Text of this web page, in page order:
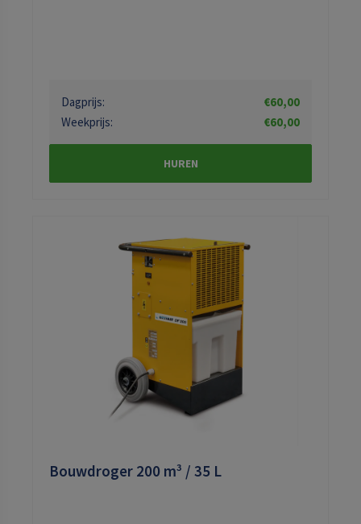
Dagprijs:
€60,00
Weekprijs:
€60,00
HUREN
Bouwdroger 200 m³ / 35 L